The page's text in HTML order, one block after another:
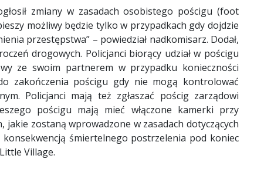
zmiany w zasadach osobistego pościgu (foot
możliwy będzie tylko w przypadkach gdy dojdzie
przestępstwa” – powiedział nadkomisarz. Dodał,
drogowych. Policjanci biorący udział w pościgu
ze swoim partnerem w przypadku konieczności
zakończenia pościgu gdy nie mogą kontrolować
Policjanci mają też zgłaszać pościg zarządowi
pościgu mają mieć włączone kamerki przy
zostaną wprowadzone w zasadach dotyczących
śmiertelnego postrzelenia pod koniec
Village.